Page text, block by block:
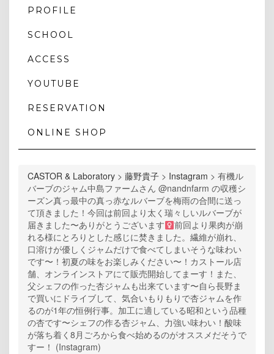
PROFILE
SCHOOL
ACCESS
YOUTUBE
RESERVATION
ONLINE SHOP
CASTOR & Laboratory > 藤野貴子 > Instagram > 有機ル
バーブのジャム中島ファームさん @nandnfarm の収穫シ
ーズン真っ最中の真っ赤なルバーブを梅雨の合間に送っ
て頂きました！今回は前回より太く瑞々しいルバーブが
届きました〜ありがとうございます‍
前回より果肉が崩
れる様にとろりとした感じに焚きました。繊維が崩れ、
口溶けが優しくジャムだけで食べてしまいそうな味わい
です〜！初夏の味をお楽しみください〜！カストール店
舗、オンラインストアにて販売開始してまーす！また、
父シェフの作った杏ジャムも出来ています〜自ら長野ま
で買いにドライブして、気合いもりもりで杏ジャムを作
るのが1年の恒例行事。加工に適している昭和という品種
の杏です〜シェフの作る杏ジャム、力強い味わい！酸味
が落ち着く8月ごろから食べ始めるのがオススメだそうで
すー！ (Instagram)